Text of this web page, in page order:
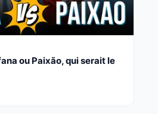
ou Paixão, qui serait le